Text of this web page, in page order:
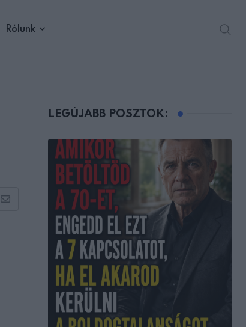
Rólunk
Share
LEGÚJABB POSZTOK: